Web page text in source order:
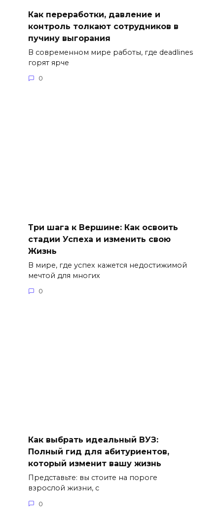
Как переработки, давление и
контроль толкают сотрудников в
пучину выгорания
В современном мире работы, где deadlines
горят ярче
0
Три шага к Вершине: Как освоить
стадии Успеха и изменить свою
Жизнь
В мире, где успех кажется недостижимой
мечтой для многих
0
Как выбрать идеальный ВУЗ:
Полный гид для абитуриентов,
который изменит вашу жизнь
Представьте: вы стоите на пороге
взрослой жизни, с
0